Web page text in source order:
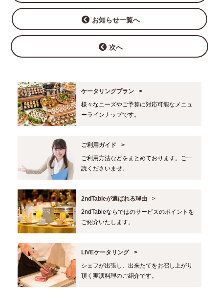
お知らせ一覧へ
次へ
ケータリングプラン
様々なニーズやご予算に対応可能なメニュ
ーラインナップです。
ご利用ガイド
ご利用方法などをまとめております。ご一
読くださいませ。
2ndTableが選ばれる理由
2ndTableならではのサービスのポイントを
ご紹介いたします。
LIVEケータリング
シェフが出張し、出来たてをお召し上がり
頂く実演料理のご紹介です。